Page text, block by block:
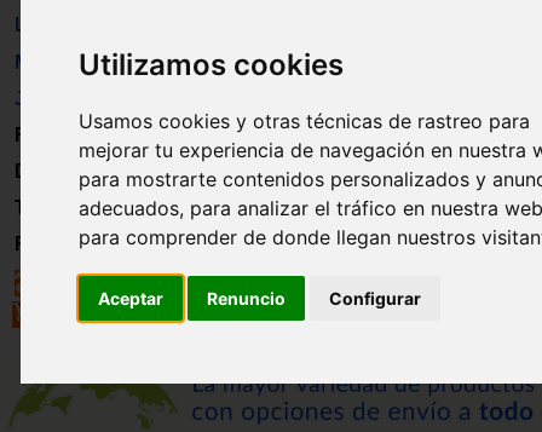
Utilizamos cookies
Usamos cookies y otras técnicas de rastreo para
mejorar tu experiencia de navegación en nuestra
para mostrarte contenidos personalizados y
adecuados, para analizar el tráfico en nuestra
para comprender de donde llegan nuestros
Aceptar Renuncio Configurar
Libros
Material
Juguetes
Formación
Directorio
Trabajo
Registro